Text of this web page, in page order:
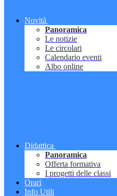
Novità
Panoramica
Le notizie
Le circolari
Calendario eventi
Albo online
Didattica
Panoramica
Offerta formativa
I progetti delle classi
Orari
Info Utili